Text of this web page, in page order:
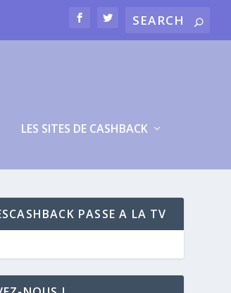
LES SITES DE CASHBACK
PASSE A LA TV